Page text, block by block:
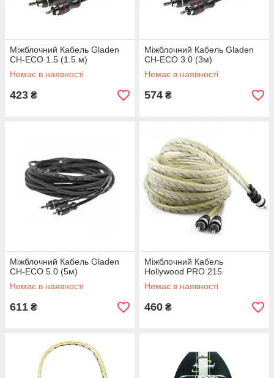
Міжблочний Кабель Gladen
CH-ECO 1.5 (1.5 м)
Немає в наявності
423 ₴
Міжблочний Кабель Gladen
CH-ECO 3.0 (3м)
Немає в наявності
574 ₴
Міжблочний Кабель Gladen
CH-ECO 5.0 (5м)
Немає в наявності
611 ₴
Міжблочний Кабель
Hollywood PRO 215
Немає в наявності
460 ₴